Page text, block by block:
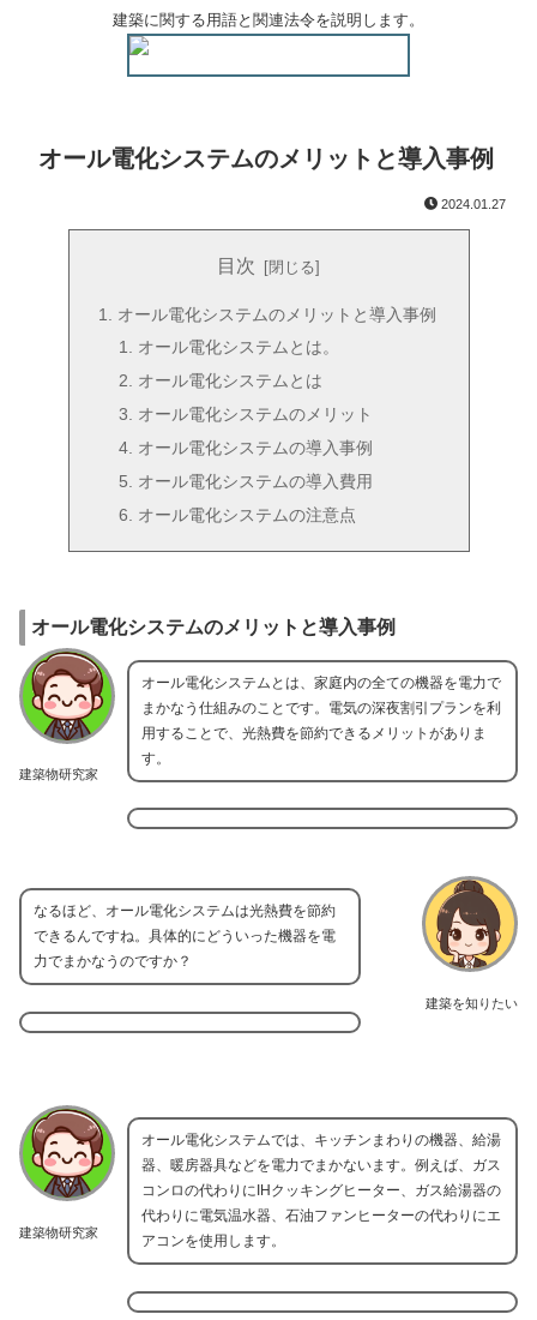
建築に関する用語と関連法令を説明します。
オール電化システムのメリットと導入事例
2024.01.27
目次
オール電化システムのメリットと導入事例
オール電化システムとは。
オール電化システムとは
オール電化システムのメリット
オール電化システムの導入事例
オール電化システムの導入費用
オール電化システムの注意点
オール電化システムのメリットと導入事例
建築物研究家
オール電化システムとは、家庭内の全ての機器を電力で
まかなう仕組みのことです。電気の深夜割引プランを利
用することで、光熱費を節約できるメリットがありま
す。
建築を知りたい
なるほど、オール電化システムは光熱費を節約
できるんですね。具体的にどういった機器を電
力でまかなうのですか？
建築物研究家
オール電化システムでは、キッチンまわりの機器、給湯
器、暖房器具などを電力でまかないます。例えば、ガス
コンロの代わりにIHクッキングヒーター、ガス給湯器の
代わりに電気温水器、石油ファンヒーターの代わりにエ
アコンを使用します。